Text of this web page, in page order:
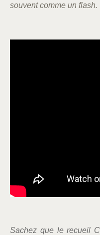
souvent comme un flash.
Sachez que le recueil